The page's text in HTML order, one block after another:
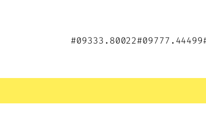
#09333.80022#09777.44499